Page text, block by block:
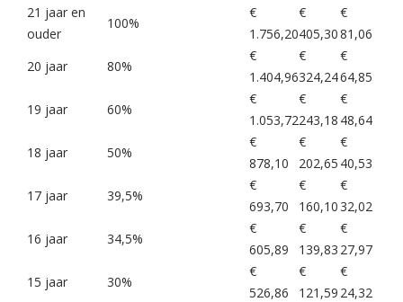
21 jaar en
ouder
100%
€
1.756,20
€
405,30
€
81,06
20 jaar
80%
€
1.404,96
€
324,24
€
64,85
19 jaar
60%
€
1.053,72
€
243,18
€
48,64
18 jaar
50%
€
878,10
€
202,65
€
40,53
17 jaar
39,5%
€
693,70
€
160,10
€
32,02
16 jaar
34,5%
€
605,89
€
139,83
€
27,97
15 jaar
30%
€
526,86
€
121,59
€
24,32